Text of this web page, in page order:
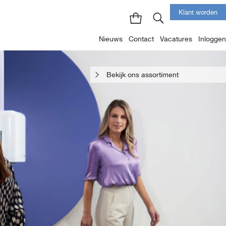
Nieuws Contact Vacatures Inloggen
Klant worden
Bekijk ons assortiment